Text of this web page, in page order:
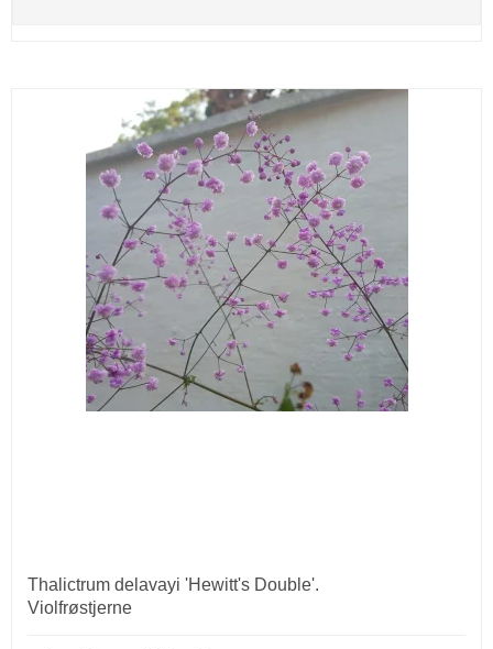
Thalictrum delavayi 'Hewitt's Double'.
Violfrøstjerne